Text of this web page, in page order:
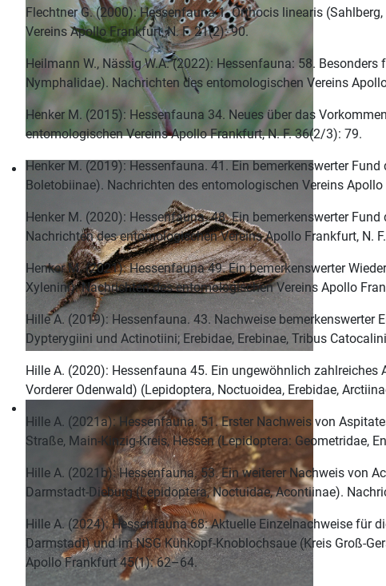
Flechtner G. (2000): Hessenfauna 1. Orthocis linearis
Vereins Apollo Frankfurt, N. F. 21(2): 90.
Heilmann W., Nässig W.A. (2022): Hessenfauna: 58.
Nymphalidae). Nachrichten des entomologischen Vereins
Henker M. (2015): Hessenfauna 34. Neues über das
entomologischen Vereins Apollo Frankfurt, N. F. 36(2/3): 79.
Henker M. (2019): Hessenfauna. 41. Ein bemerkenswerter
Boletobiinae). Nachrichten des entomologischen Vereins
Henker M. (2020): Hessenfauna. 48. Ein bemerkenswerter
Nachrichten des entomologischen Vereins Apollo Frankfurt, N.
Henker M. (2021): Hessenfauna 49. Ein bemerkenswerter
Xylenini). Nachrichten des entomologischen Vereins Apollo
Hille A. (2019): Hessenfauna. 43. Nachweise bemerkenswerter
Dypterygiini und Actinotiini; Erebidae, Erebinae, Tribus
Hille A. (2020): Hessenfauna 45. Ein ungewöhnlich
Vorderer Odenwald) (Lepidoptera, Noctuoidea, Erebidae,
Hille A. (2021a): Hessenfauna. 51. Erster Nachweis von
Straße, Main-Kinzig-Kreis, Hessen (Lepidoptera: Geometridae,
Hille A. (2021b): Hessenfauna. 53. Ein weiterer Nachweis von
Darmstadt-Dieburg (Lepidoptera, Noctuidae, Acontiinae).
Hille A. (2024): Hessenfauna 68: Aktuelle Einzelnachweise für
Darmstadt) und im NSG Kühkopf-Knoblochsaue (Kreis Groß-
Apollo Frankfurt 45(1): 62–64.